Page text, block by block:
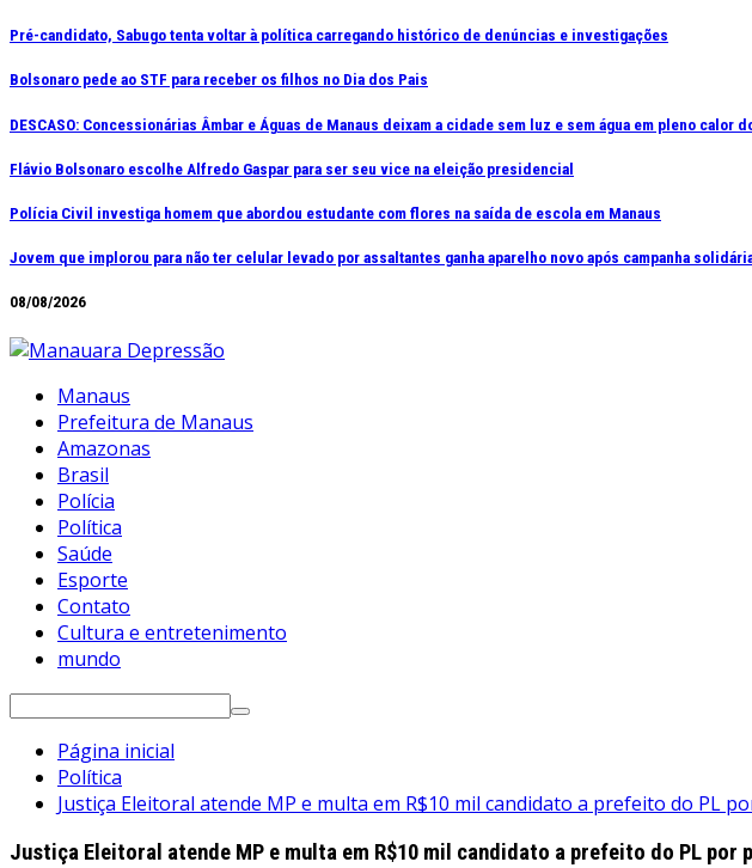
Ir
o
conteúdo
Pré-candidato, Sabugo tenta voltar à política carregando histórico de denúncias e investigações
Bolsonaro pede ao STF para receber os filhos no Dia dos Pais
DESCASO: Concessionárias Âmbar e Águas de Manaus deixam a cidade sem luz e sem água em pleno calor
Flávio Bolsonaro escolhe Alfredo Gaspar para ser seu vice na eleição presidencial
Polícia Civil investiga homem que abordou estudante com flores na saída de escola em Manaus
Jovem que implorou para não ter celular levado por assaltantes ganha aparelho novo após campanha
08/08/2026
Manaus
Prefeitura de Manaus
Amazonas
Brasil
Polícia
Política
Saúde
Esporte
Contato
Cultura e entretenimento
mundo
Pesquisar
Página inicial
Política
Justiça Eleitoral atende MP e multa em R$10 mil candidato a prefeito do PL
Justiça Eleitoral atende MP e multa em R$10 mil candidato a prefeito do PL por